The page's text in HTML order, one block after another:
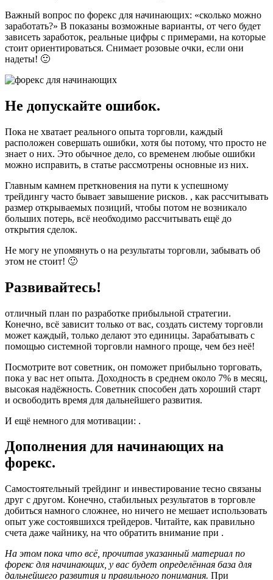
Важный вопрос по форекс для начинающих: «сколько можно
заработать?» В показаны возможные варианты, от чего будет
зависеть заработок, реальные цифры с примерами, на которые
стоит ориентироваться. Снимает розовые очки, если они
надеты! 🙂
Не допускайте ошибок.
Пока не хватает реального опыта торговли, каждый
расположен совершать ошибки, хотя бы потому, что просто не
знает о них. Это обычное дело, со временем любые ошибки
можно исправить, в статье рассмотрены основные из них.
Главным камнем преткновения на пути к успешному
трейдингу часто бывает завышение рисков. , как рассчитывать
размер открываемых позиций, чтобы потом не возникало
больших потерь, всё необходимо рассчитывать ещё до
открытия сделок.
Не могу не упомянуть о на результаты торговли, забывать об
этом не стоит! 🙂
Развивайтесь!
отличный план по разработке прибыльной стратегии.
Конечно, всё зависит только от вас, создать систему торговли
может каждый, только делают это единицы. Зарабатывать с
помощью системной торговли намного проще, чем без неё!
Посмотрите вот советник, он поможет прибыльно торговать,
пока у вас нет опыта. Доходность в среднем около 7% в месяц,
высокая надёжность. Советник способен дать хороший старт
и освободить время для дальнейшего развития.
И ещё немного для мотивации: .
Дополнения для начинающих на
форекс.
Самостоятельный трейдинг и инвестирование тесно связаны
друг с другом. Конечно, стабильных результатов в торговле
добиться намного сложнее, но ничего не мешает использовать
опыт уже состоявшихся трейдеров. Читайте, как правильно
счета даже чайнику, на что обратить внимание при .
На этом пока что всё, прочитав указанный материал по
форекс для начинающих, у вас будет определённая база для
дальнейшего развития и правильного понимания. При